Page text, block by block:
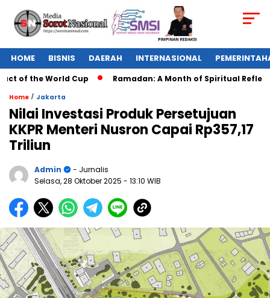
HOME BISNIS DAERAH INTERNASIONAL
of the World Cup Ramadan: A Month of Spiritual
Home / Jakarta
Nilai Investasi Produk Persetujuan
KKPR Menteri Nusron Capai Rp357,17
Triliun
Admin
- Jurnalis
Selasa, 28 Oktober 2025 - 13:10 WIB